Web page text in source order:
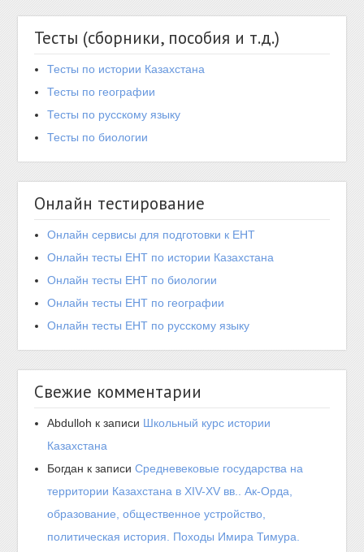
Тесты (сборники, пособия и т.д.)
Тесты по истории Казахстана
Тесты по географии
Тесты по русскому языку
Тесты по биологии
Онлайн тестирование
Онлайн сервисы для подготовки к ЕНТ
Онлайн тесты ЕНТ по истории Казахстана
Онлайн тесты ЕНТ по биологии
Онлайн тесты ЕНТ по географии
Онлайн тесты ЕНТ по русскому языку
Свежие комментарии
Abdulloh к записи Школьный курс истории
Казахстана
Богдан к записиСредневековые государства на
территории Казахстана в XIV-XV вв.. Ак-Орда,
образование, общественное устройство,
политическая история. Походы Имира Тимура.